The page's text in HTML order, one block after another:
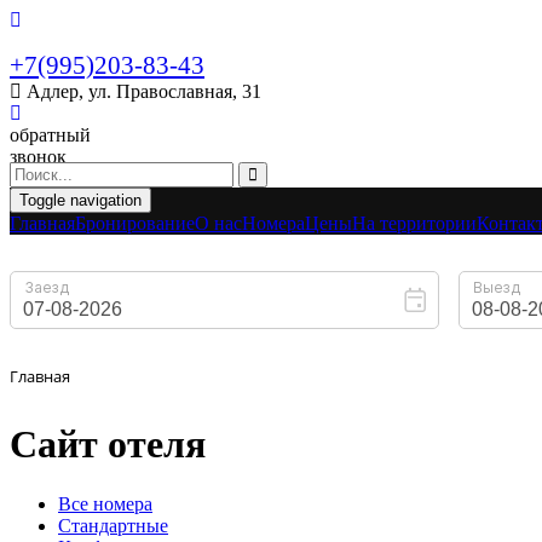
+7(995)203-83-43
Адлер, ул. Православная, 31
обратный
звонок
Toggle navigation
ГлавнаяБронированиеO насНомераЦеныНа территории
Главная
Сайт отеля
Вcе номера
Стандартные